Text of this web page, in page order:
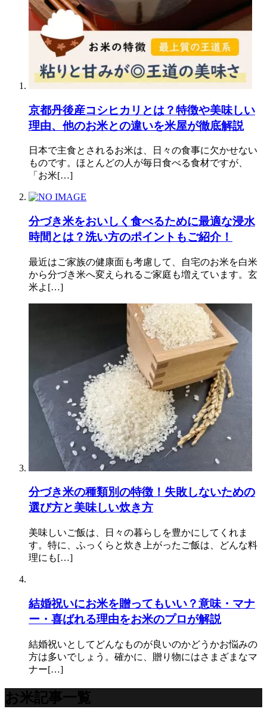
京都丹後産コシヒカリとは？特徴や美味しい
理由、他のお米との違いを米屋が徹底解説
日本で主食とされるお米は、日々の食事に欠かせない
ものです。ほとんどの人が毎日食べる食材ですが、
「お米[…]
分づき米をおいしく食べるために最適な浸水
時間とは？洗い方のポイントもご紹介！
最近はご家族の健康面も考慮して、自宅のお米を白米
から分づき米へ変えられるご家庭も増えています。玄
米よ[…]
分づき米の種類別の特徴！失敗しないための
選び方と美味しい炊き方
美味しいご飯は、日々の暮らしを豊かにしてくれま
す。特に、ふっくらと炊き上がったご飯は、どんな料
理にも[…]
結婚祝いにお米を贈ってもいい？意味・マナ
ー・喜ばれる理由をお米のプロが解説
結婚祝いとしてどんなものが良いのかどうかお悩みの
方は多いでしょう。確かに、贈り物にはさまざまなマ
ナー[…]
お米記事一覧